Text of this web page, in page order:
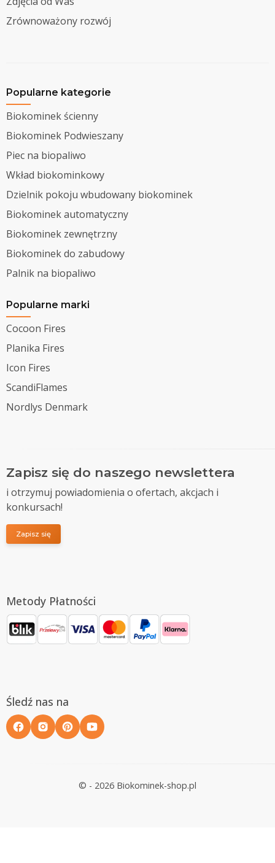
Zrównoważony rozwój
Popularne kategorie
Biokominek ścienny
Biokominek Podwieszany
Piec na biopaliwo
Wkład biokominkowy
Dzielnik pokoju wbudowany biokominek
Biokominek automatyczny
Biokominek zewnętrzny
Biokominek do zabudowy
Palnik na biopaliwo
Popularne marki
Cocoon Fires
Planika Fires
Icon Fires
ScandiFlames
Nordlys Denmark
Zapisz się do naszego newslettera
i otrzymuj powiadomienia o ofertach, akcjach i
konkursach!
Zapisz się
Metody Płatności
Śledź nas na
© - 2026 Biokominek-shop.pl